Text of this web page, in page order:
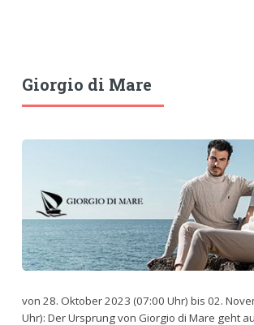
Giorgio di Mare
von 28. Oktober 2023 (07:00 Uhr) bis 02.
Uhr): Der Ursprung von Giorgio di Mare geht